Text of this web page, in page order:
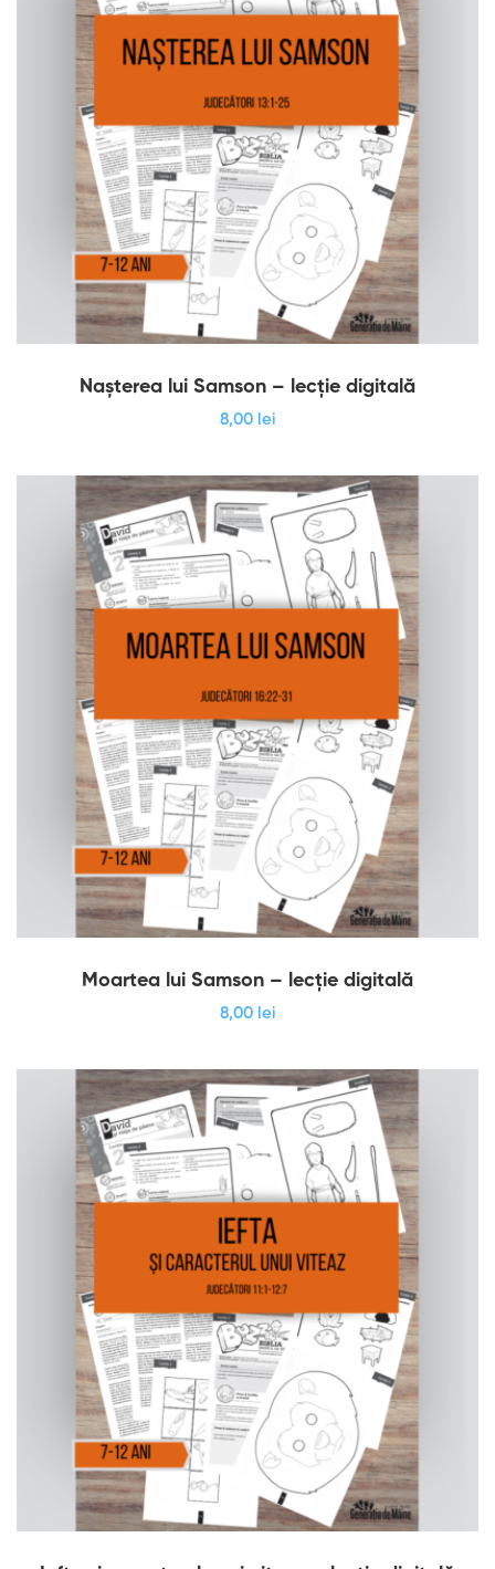
Nașterea lui Samson – lecție digitală
8,00 lei
Moartea lui Samson – lecție digitală
8,00 lei